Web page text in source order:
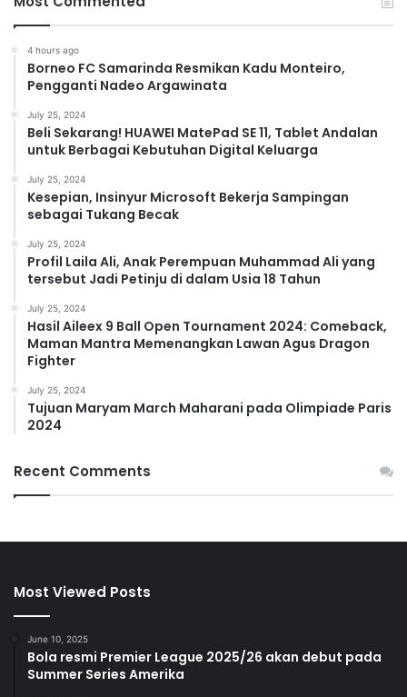
4 hours ago
Borneo FC Samarinda Resmikan Kadu Monteiro,
Pengganti Nadeo Argawinata
July 25, 2024
Beli Sekarang! HUAWEI MatePad SE 11, Tablet Andalan
untuk Berbagai Kebutuhan Digital Keluarga
July 25, 2024
Kesepian, Insinyur Microsoft Bekerja Sampingan
sebagai Tukang Becak
July 25, 2024
Profil Laila Ali, Anak Perempuan Muhammad Ali yang
tersebut Jadi Petinju di dalam Usia 18 Tahun
July 25, 2024
Hasil Aileex 9 Ball Open Tournament 2024: Comeback,
Maman Mantra Memenangkan Lawan Agus Dragon
Fighter
July 25, 2024
Tujuan Maryam March Maharani pada Olimpiade Paris
2024
Recent Comments
Most Viewed Posts
June 10, 2025
Bola resmi Premier League 2025/26 akan debut pada
Summer Series Amerika